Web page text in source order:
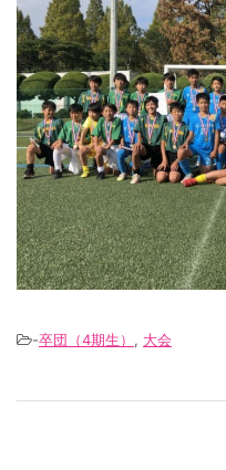
-卒団（4期生） , 大会